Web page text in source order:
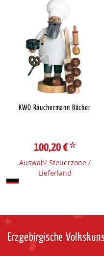
KWO Räuchermann Bäcker
100,20 €*
Auswahl Steuerzone /
Lieferland
Erzgebirgische